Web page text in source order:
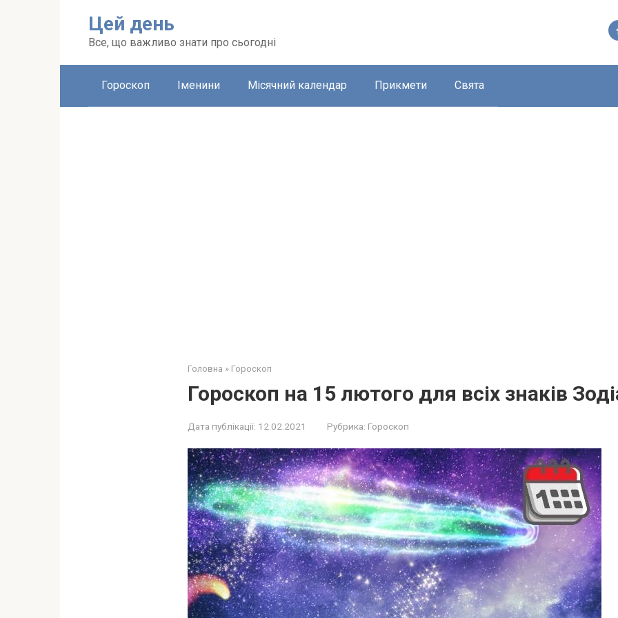
Цей день
Все, що важливо знати про сьогодні
Гороскоп Іменини Місячний календар Прикмети Свята
Головна » Гороскоп
Гороскоп на 15 лютого для всіх знаків
Дата публікації: 12.02.2021 Рубрика: Гороскоп